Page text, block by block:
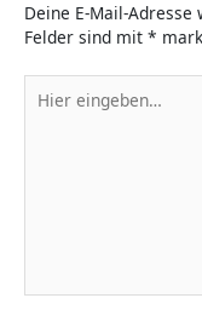
Deine E-Mail-
Felder sind mit *
eingeben…